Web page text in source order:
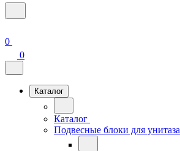
0
0
Каталог
Каталог
Подвесные блоки для унитаза